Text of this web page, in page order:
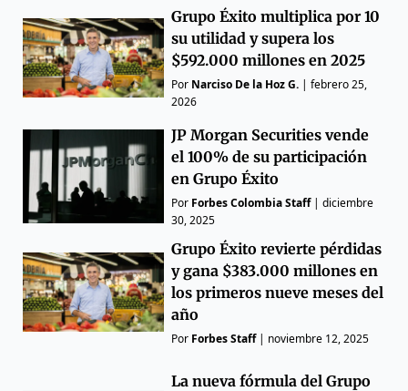
Grupo Éxito multiplica por 10
su utilidad y supera los
$592.000 millones en 2025
Por Narciso De la Hoz G. |febrero 25,
2026
JP Morgan Securities vende
el 100% de su participación
en Grupo Éxito
Por Forbes Colombia Staff|diciembre
30, 2025
Grupo Éxito revierte pérdidas
y gana $383.000 millones en
los primeros nueve meses del
año
Por Forbes Staff| noviembre 12, 2025
La nueva fórmula del Grupo